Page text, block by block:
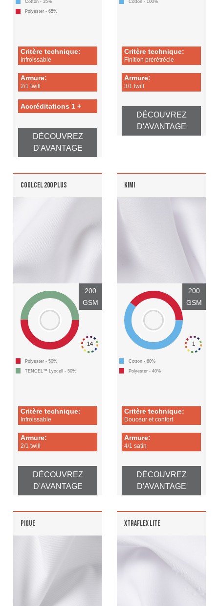
Cotton - 35%
Polyester - 65%
Critère technique:
Infroissable
Armure:
2/1 twill
Accréditations 1 +
DÉCOUVREZ
D'AVANTAGE
Cotton - 100%
Critère technique:
Finition prérétrécie
Armure:
3/1 twill
DÉCOUVREZ
D'AVANTAGE
COOLCEL 200 PLUS
14
200
GSM
Polyester - 50%
TENCEL™ Lyocell - 50%
Critère technique:
Infroissable
Armure:
2/1 twill
DÉCOUVREZ
D'AVANTAGE
KIMI
1
200
GSM
Cotton - 60%
Polyester - 40%
Critère technique:
Douceur et confort
Armure:
4/1 satin
DÉCOUVREZ
D'AVANTAGE
PIQUE XTRAFLEX LITE